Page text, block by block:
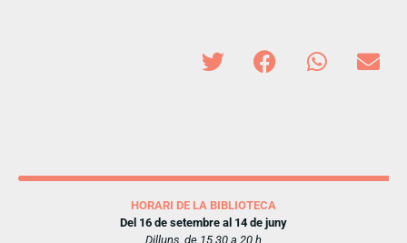
HORARI DE LA BIBLIOTECA
Del 16 de setembre al 14 de juny
Dilluns, de 15.30 a 20 h